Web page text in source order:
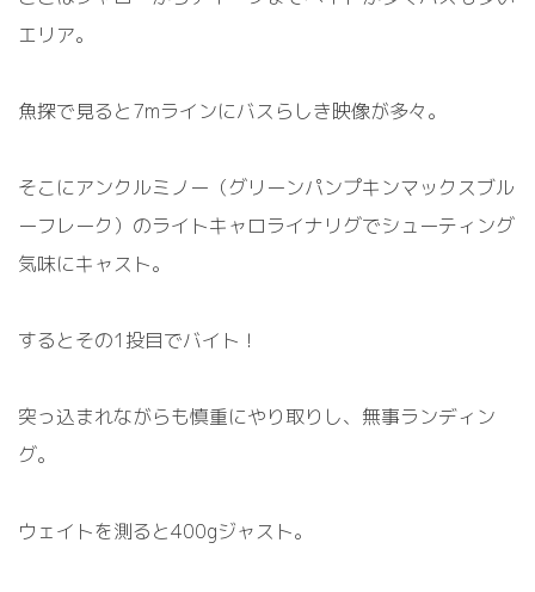
エリア。
魚探で見ると7mラインにバスらしき映像が多々。
そこにアンクルミノー（グリーンパンプキンマックスブル
ーフレーク）のライトキャロライナリグでシューティング
気味にキャスト。
するとその1 投目でバイト！
突っ込まれながらも慎重にやり取りし、無事ランディン
グ。
ウェイトを測ると400gジャスト。